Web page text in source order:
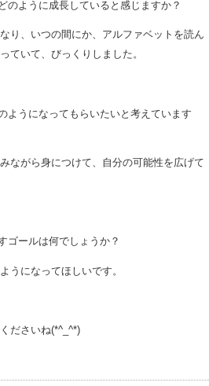
のように成長していると感じますか？
り、いつの間にか、アルファベットを読ん
ていて、びっくりしました。
ようになってもらいたいと考えています
ながら身につけて、自分の可能性を広げて
ゴールは何でしょうか？
うになってほしいです。
ださいね(*^_^*)